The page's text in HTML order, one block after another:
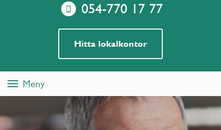
054-770 17 77
Hitta lokalkontor
ToggleMeny